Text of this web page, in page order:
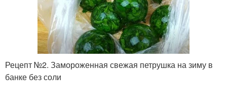
Рецепт №2. Замороженная свежая петрушка на зиму в
банке без соли